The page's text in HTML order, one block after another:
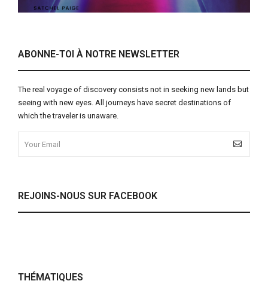
ABONNE-TOI À NOTRE NEWSLETTER
The real voyage of discovery consists not in seeking new lands but
seeing with new eyes. All journeys have secret destinations of
which the traveler is unaware.
REJOINS-NOUS SUR FACEBOOK
THÉMATIQUES